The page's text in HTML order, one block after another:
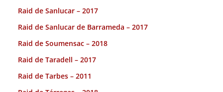
Raid de Sanlucar – 2017
Raid de Sanlucar de Barrameda – 2017
Raid de Soumensac – 2018
Raid de Taradell – 2017
Raid de Tarbes – 2011